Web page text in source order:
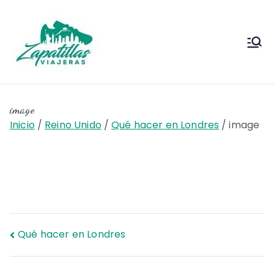
contenido
Viajeras
image
Inicio Reino Unido Qué hacer en Londres image
Navegación
Qué hacer en Londres